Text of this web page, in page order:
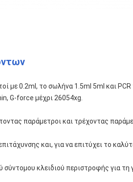
με 0.2ml, το σωλήνα 1.5ml 5ml και
G-force μέχρι 26054xg.
παράμετροι και τρέχοντας
και, για να επιτύχει το
σύντομου κλειδιού περιστροφής για